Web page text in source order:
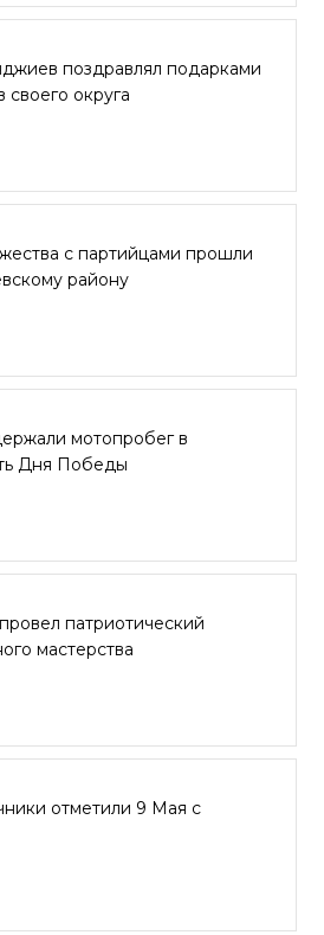
поздравлял подарками
округа
с партийцами прошли
району
мотопробег в
Дня Победы
патриотический
мастерства
отметили 9 Мая с